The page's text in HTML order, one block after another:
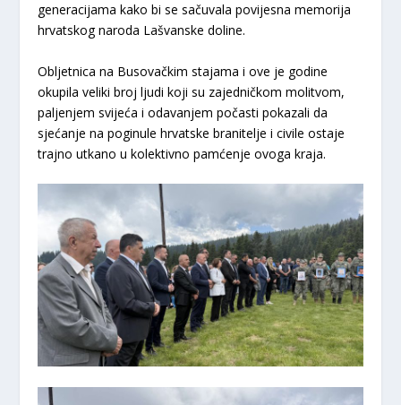
generacijama kako bi se sačuvala povijesna memorija
hrvatskog naroda Lašvanske doline.
Obljetnica na Busovačkim stajama i ove je godine
okupila veliki broj ljudi koji su zajedničkom molitvom,
paljenjem svijeća i odavanjem počasti pokazali da
sjećanje na poginule hrvatske branitelje i civile ostaje
trajno utkano u kolektivno pamćenje ovoga kraja.